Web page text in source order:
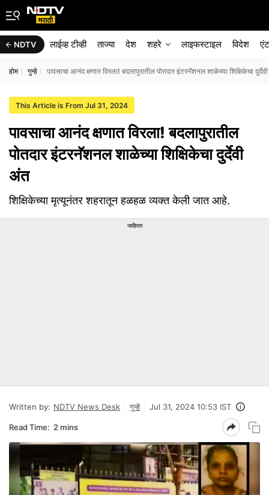
NDTV लाईव्ह टीव्ही ताज्या देश शहरे लाइफस्टाइल विदेश
होम गुन्हे पावसाचा आनंद क्षणात विरला! बदलापुरातील पोतदार इंटरनॅशनल शाळेच्या शिक्षिकेचा
This Article is From Jul 31, 2024
पावसाचा आनंद क्षणात विरला! बदलापुरातील
पोतदार इंटरनॅशनल शाळेच्या शिक्षिकेचा दुर्देवी
अंत
शिक्षिकेच्या मृत्यूनंतर शहरातून हळहळ व्यक्त केली जात आहे.
जाहिरात
Written by: NDTV News Desk गुन्हे Jul 31, 2024 10:53 IST
Read Time: 2 mins